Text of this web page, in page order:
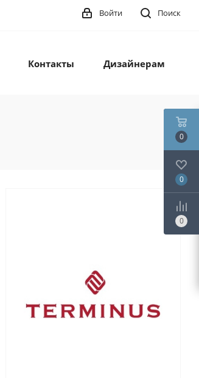
Поиск
Войти
Контакты Дизайнерам
0
0
0